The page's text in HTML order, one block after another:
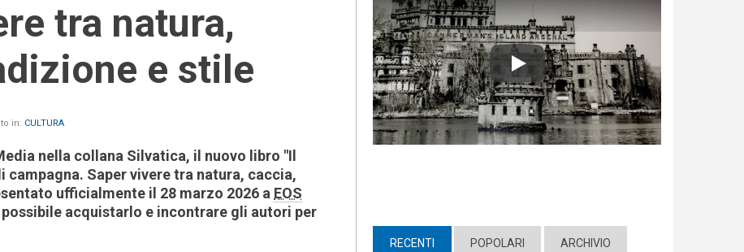
tra natura,
e stile
in: CULTURA
nella collana Silvatica, il nuovo libro "Il
campagna. Saper vivere tra natura, caccia,
ufficialmente il 28 marzo 2026 a EOS
possibile acquistarlo e incontrare gli autori per
Play
RECENTI (ACTIVE TAB)
POPOLARI ARCHIVIO